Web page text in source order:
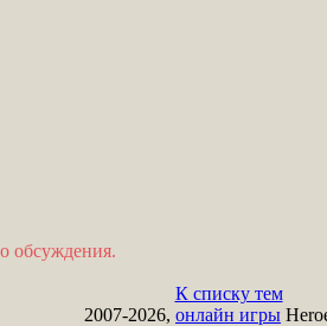
обсуждения.
К списку тем
2007-2026, онлайн игры